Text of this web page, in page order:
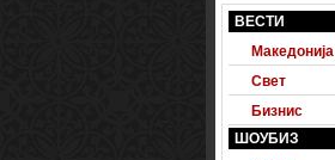
ВЕСТИ
Македонија
Свет
Бизнис
ШОУБИЗ